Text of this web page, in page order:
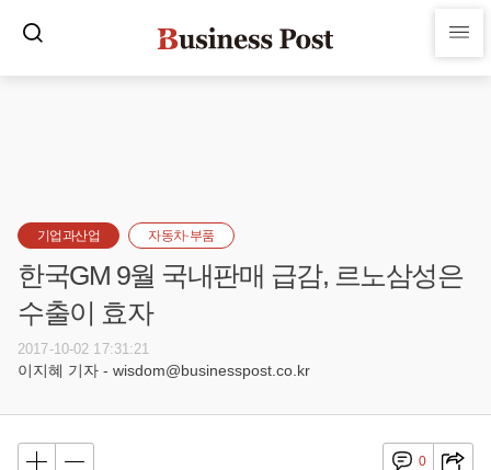
기업과산업 자동차·부품
한국GM 9월 국내판매 급감, 르노삼성은
수출이 효자
2017-10-02 17:31:21
이지혜 기자 - wisdom@businesspost.co.kr
0